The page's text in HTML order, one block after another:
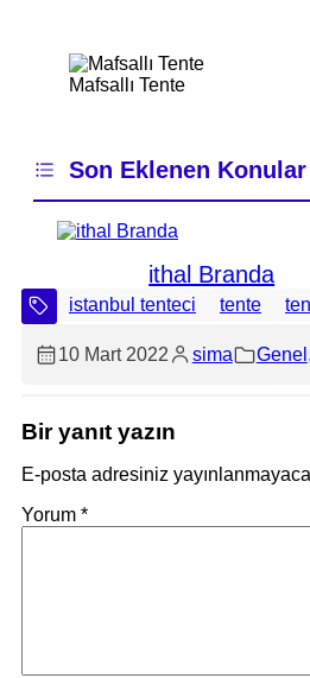
Mafsallı Tente
Son Eklenen Konular
karpuz tente
istanbul tenteci tente
10 Mart 2022 sima Genel ,
Bir yanıt yazın
E-posta adresiniz
Yorum *